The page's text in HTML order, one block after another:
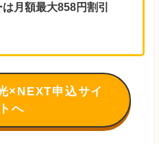
月額最大858円割引
×NEXT申込サイ
トへ